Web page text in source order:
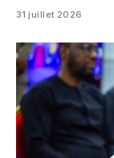
31 juillet 2026